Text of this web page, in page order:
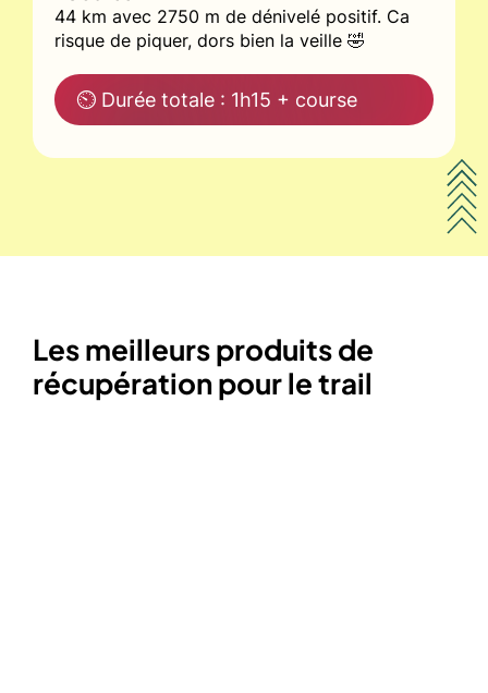
44 km avec 2750 m de dénivelé positif. Ca
risque de piquer, dors bien la veille 🤣
⏲ Durée totale : 1h15 + course
Les meilleurs produits de
récupération pour le trail